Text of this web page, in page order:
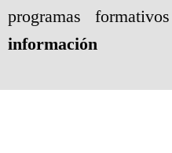
programas
información